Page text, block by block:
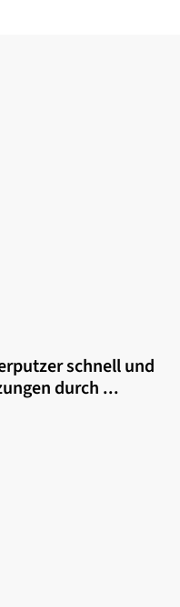
schnell und
durch ...